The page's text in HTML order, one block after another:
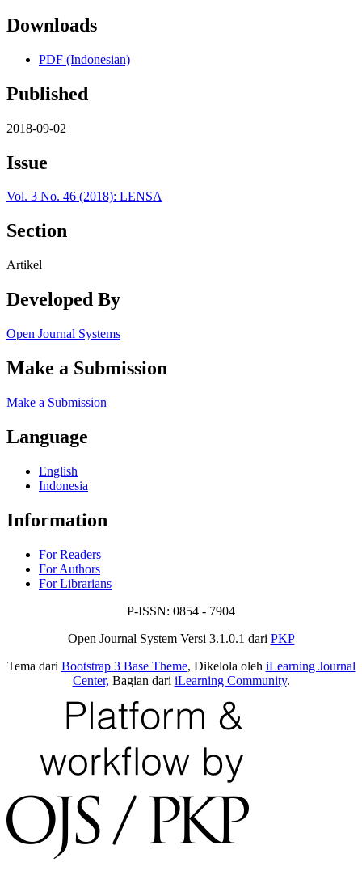
Downloads
PDF (Indonesian)
Published
2018-09-02
Issue
Vol. 3 No. 46 (2018): LENSA
Section
Artikel
Developed By
Open Journal Systems
Make a Submission
Make a Submission
Language
English
Indonesia
Information
For Readers
For Authors
For Librarians
P-ISSN: 0854 - 7904
Open Journal System Versi 3.1.0.1 dari PKP
Tema dari Bootstrap 3 Base Theme, Dikelola oleh iLearning Journal
Center, Bagian dari iLearning Community.